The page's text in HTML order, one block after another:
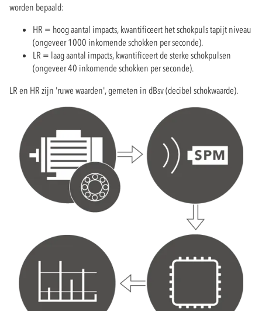
worden bepaald:
HR = hoog aantal impacts, kwantificeert het schokpuls tapijt niveau
(ongeveer 1000 inkomende schokken per seconde).
LR = laag aantal impacts, kwantificeert de sterke schokpulsen
(ongeveer 40 inkomende schokken per seconde).
LR en HR zijn 'ruwe waarden', gemeten in dBsv (decibel schokwaarde).